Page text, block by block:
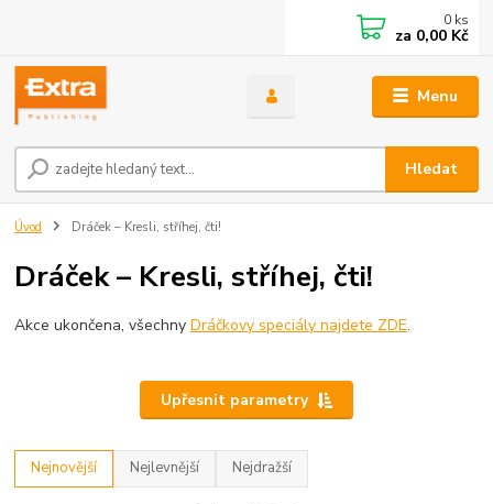
Menu
Hledat
0 ks
za 0,00 Kč
Úvod Dráček – Kresli, stříhej, čti!
Dráček – Kresli, stříhej, čti!
Akce ukončena, všechnyDráčkovy speciály najdete ZDE.
Upřesnit parametry
Nejnovější Nejlevnější Nejdražší